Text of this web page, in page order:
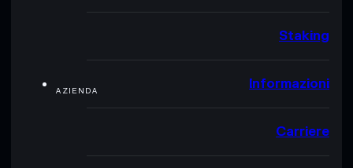
Staking
AZIENDA Informazioni
Carriere